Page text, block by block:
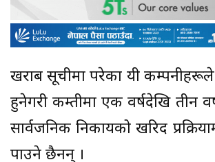
खराब सूचीमा परेका यी
हुनेगरी कम्तीमा एक वर्षदेखि तीन
सार्वजनिक निकायको खरिद
पाउने छैनन् ।